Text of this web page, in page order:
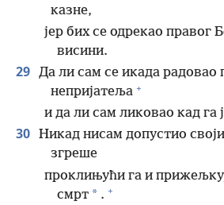
казне,
јер бих се одрекао правог
висини.
29 Да ли сам се икада радовао
непријатеља +
и да ли сам ликовао кад га
30 Никад нисам допустио
згреше
проклињући га и
смрт * . +